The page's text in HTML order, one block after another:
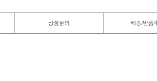
상품문의 배송/반품/